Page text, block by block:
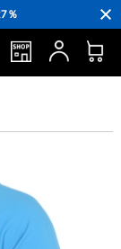
％
レゼント！
ント！